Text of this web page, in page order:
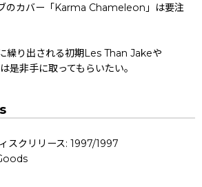
のカバー「Karma Chameleon」は要注
繰り出される初期Les Than Jakeや
非手に取ってもらいたい。
スクリリース: 1997/1997